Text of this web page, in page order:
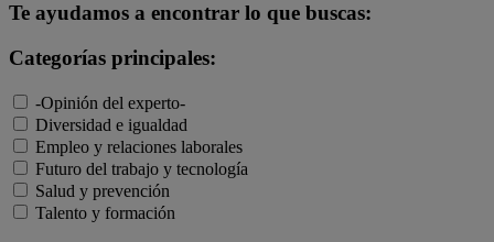
Te ayudamos a encontrar lo que buscas:
Categorías principales:
-Opinión del experto-
Diversidad e igualdad
Empleo y relaciones laborales
Futuro del trabajo y tecnología
Salud y prevención
Talento y formación